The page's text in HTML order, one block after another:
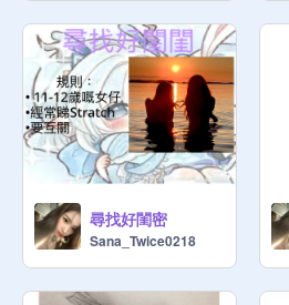
尋找好閨密
Sana_Twice0218